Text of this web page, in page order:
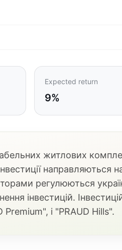
Expected return
9%
житлових
регулюються
інвестицій.
і "PRAUD Hills".